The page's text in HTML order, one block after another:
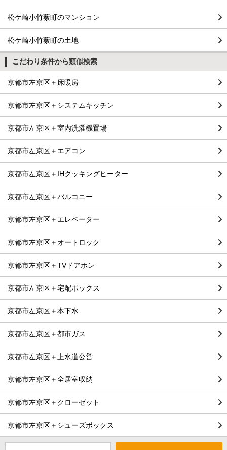
松ケ崎小竹薮町のマンション
松ケ崎小竹薮町の土地
こだわり条件から類似検索
京都市左京区＋床暖房
京都市左京区＋システムキッチン
京都市左京区＋室内洗濯機置場
京都市左京区＋エアコン
京都市左京区＋IHクッキングヒーター
京都市左京区＋バルコニー
京都市左京区＋エレベーター
京都市左京区＋オートロック
京都市左京区＋TVドアホン
京都市左京区＋宅配ボックス
京都市左京区＋本下水
京都市左京区＋都市ガス
京都市左京区＋上水道公営
京都市左京区＋全居室収納
京都市左京区＋クローゼット
京都市左京区＋シューズボックス